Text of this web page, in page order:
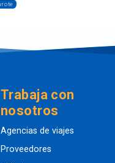
Trabaja con
nosotros
Agencias de viajes
Proveedores